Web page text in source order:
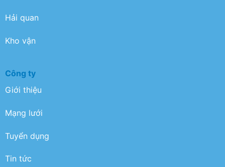
Hải quan
Kho vận
Công ty
Giới thiệu
Mạng lưới
Tuyển dụng
Tin tức